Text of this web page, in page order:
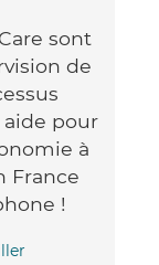
sont
de
pour
à
France
!